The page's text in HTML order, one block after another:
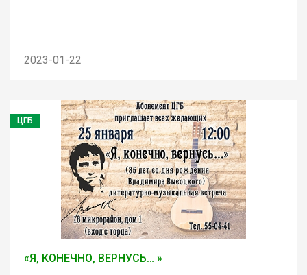
2023-01-22
ЦГБ
«Я, КОНЕЧНО, ВЕРНУСЬ… »